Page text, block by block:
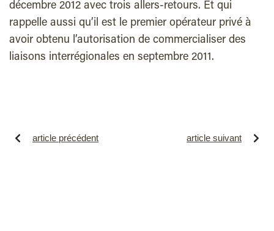
décembre 2012 avec trois allers-retours. Et qui
rappelle aussi qu’il est le premier opérateur privé à
avoir obtenu l’autorisation de commercialiser des
liaisons interrégionales en septembre 2011.
article précédent article suivant